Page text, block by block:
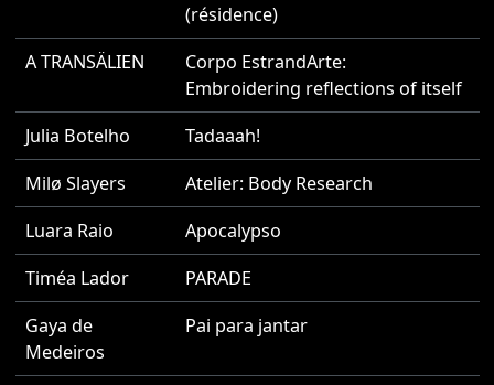
(résidence)
A TRANSÄLIEN
Corpo EstrandArte:
Embroidering reflections of itself
Julia Botelho Tadaaah!
Milø Slayers
Atelier: Body Research
Luara Raio
Apocalypso
Timéa Lador
PARADE
Gaya de
Medeiros
Pai para jantar